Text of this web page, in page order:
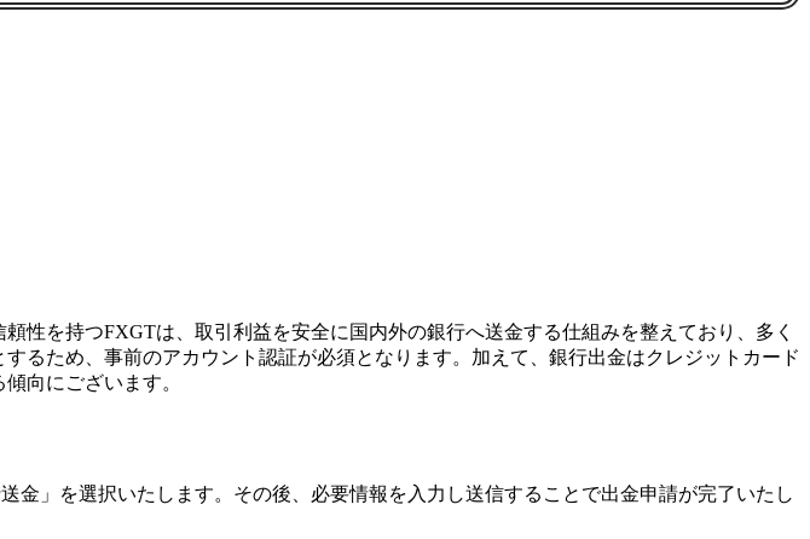
性を持つFXGTは、取引利益を安全に国内外の銀行へ送金する仕組みを整えており、多く
るため、事前のアカウント認証が必須となります。加えて、銀行出金はクレジットカード
向にございます。
」を選択いたします。その後、必要情報を入力し送信することで出金申請が完了いたし